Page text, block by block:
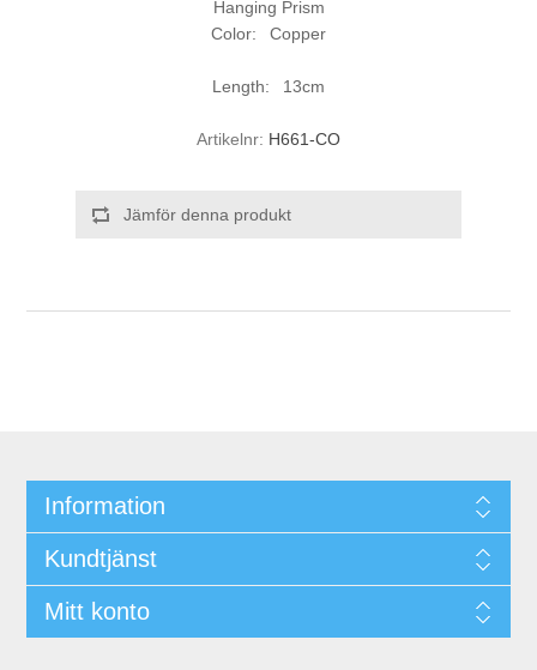
Hanging Prism
Color: Copper
Length: 13cm
Artikelnr: H661-CO
Jämför denna produkt
Information
Kundtjänst
Mitt konto